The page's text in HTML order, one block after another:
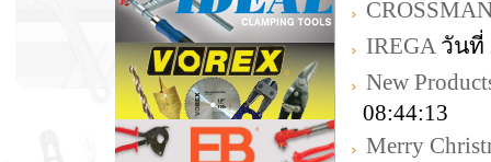
IREGAวันที่
New
08:44:13
Merry